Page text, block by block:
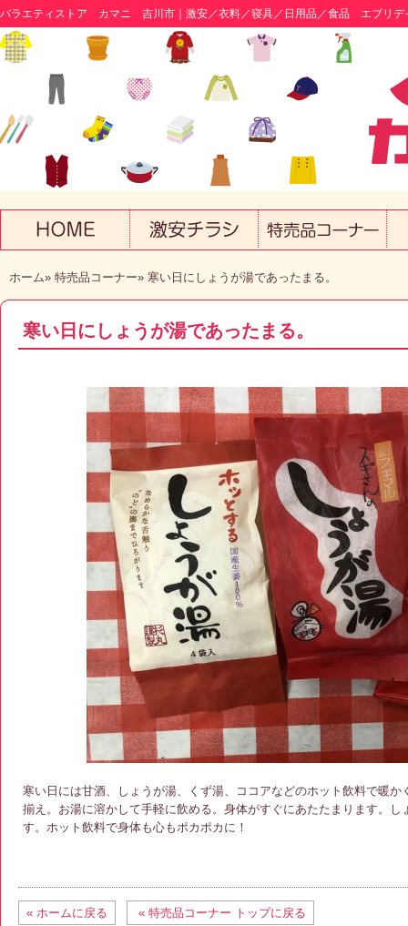
バラエティストア カマニ 吉川市｜激安／衣料／寝具／日用品／食品 エブリ
ホーム» 特売品コーナー» 寒い日にしょうが湯であったまる。
寒い日にしょうが湯であったまる。
寒い日には甘酒、しょうが湯、くず湯、ココアなどのホット飲料で暖
揃え。お湯に溶かして手軽に飲める。身体がすぐにあたたまります。
す。ホット飲料で身体も心もポカポカに！
« ホームに戻る « 特売品コーナー トップに戻る